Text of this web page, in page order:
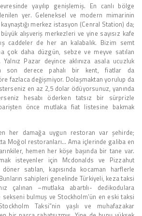
yayılıp genişlemiş. En canlı bölge
yer. Geleneksel ve modern mimarinin
merkez istasyon (Cenral Station) da;
alışveriş merkezleri ve yine sayısız kafe
caddeler de her an kalabalık. Bizim semt
çok daha düzgün, sebze ve meyve satılan
Pazar deyince aklınıza asala ucuzluk
son derece pahalı bir kent, fiatlar da
fazlaca değişmiyor. Dolaşmaktan yorulup da
en az 2,5 dolar ödüyorsunuz, yanında
hesabı öderken tatsız bir sürprizle
önce mutlaka fiat listesine bakmak
her damağa uygun restoran var şehirde;
Moğol restoranları… Ama içlerinde galiba en
hemen her köşe başında bir tane var.
isteyenler için Mcdonalds ve Pizzahut
döner satılan, kapısında kocaman harflerle
Bunların sahipleri genelinde Türkiyeli, keza taksi
çalınan –mutlaka abartılı- dedikodulara
sekseni bulmuş ve Stockholm’ün en eski taksi
Taksi”nin yaşlı ve muhafazakar